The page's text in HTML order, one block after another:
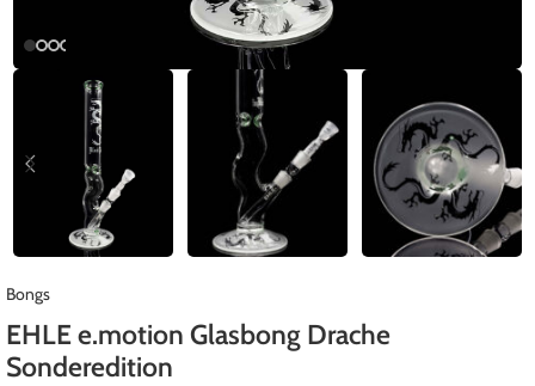
Bongs
EHLE e.motion Glasbong Drache
Sonderedition